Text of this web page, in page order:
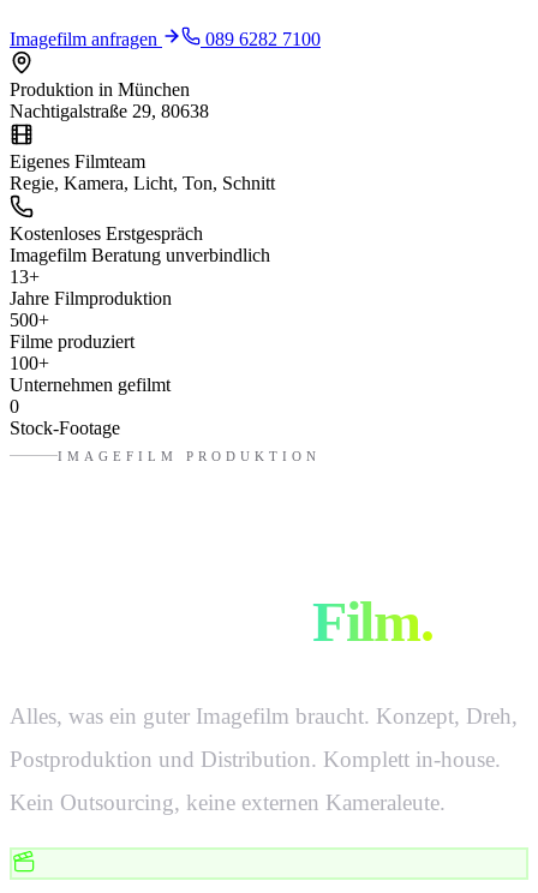
Imagefilm anfragen 089 6282 7100
Produktion in München
Nachtigalstraße 29, 80638
Eigenes Filmteam
Regie, Kamera, Licht, Ton, Schnitt
Kostenloses Erstgespräch
Imagefilm Beratung unverbindlich
13+
Jahre Filmproduktion
500+
Filme produziert
100+
Unternehmen gefilmt
0
Stock-Footage
IMAGEFILM PRODUKTION
zum fertigenFilm.
Alles, was ein guter Imagefilm braucht. Konzept, Dreh,
Postproduktion und Distribution. Komplett in-house.
Kein Outsourcing, keine externen Kameraleute.